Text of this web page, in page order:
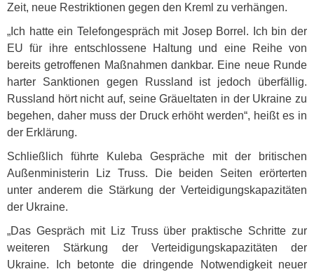
Zeit, neue Restriktionen gegen den Kreml zu verhängen.
„Ich hatte ein Telefongespräch mit Josep Borrel. Ich bin der
EU für ihre entschlossene Haltung und eine Reihe von
bereits getroffenen Maßnahmen dankbar. Eine neue Runde
harter Sanktionen gegen Russland ist jedoch überfällig.
Russland hört nicht auf, seine Gräueltaten in der Ukraine zu
begehen, daher muss der Druck erhöht werden“, heißt es in
der Erklärung.
Schließlich führte Kuleba Gespräche mit der britischen
Außenministerin Liz Truss. Die beiden Seiten erörterten
unter anderem die Stärkung der Verteidigungskapazitäten
der Ukraine.
„Das Gespräch mit Liz Truss über praktische Schritte zur
weiteren Stärkung der Verteidigungskapazitäten der
Ukraine. Ich betonte die dringende Notwendigkeit neuer